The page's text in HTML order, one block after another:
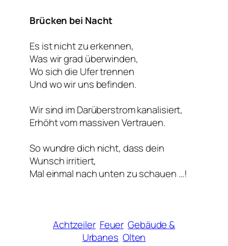
Brücken bei Nacht
Es ist nicht zu erkennen,
Was wir grad überwinden,
Wo sich die Ufer trennen
Und wo wir uns befinden.
Wir sind im Darüberstrom kanalisiert,
Erhöht vom massiven Vertrauen.
So wundre dich nicht, dass dein
Wunsch irritiert,
Mal einmal nach unten zu schauen …!
Achtzeiler Feuer Gebäude &
Urbanes Olten